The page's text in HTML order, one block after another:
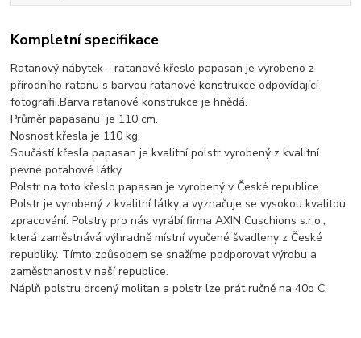
Kompletní specifikace
Ratanový nábytek - ratanové křeslo papasan je vyrobeno z
přírodního ratanu s barvou ratanové konstrukce odpovídající
fotografii.Barva ratanové konstrukce je hnědá.
Průměr papasanu je 110 cm.
Nosnost křesla je 110 kg.
Součástí křesla papasan je kvalitní polstr vyrobený z kvalitní
pevné potahové látky.
Polstr na toto křeslo papasan je vyrobený v České republice.
Polstr je vyrobený z kvalitní látky a vyznačuje se vysokou kvalitou
zpracování. Polstry pro nás vyrábí firma AXIN Cuschions s.r.o.,
která zaměstnává výhradně místní vyučené švadleny z České
republiky. Tímto způsobem se snažíme podporovat výrobu a
zaměstnanost v naší republice.
Náplň polstru drcený molitan a polstr lze prát ručně na 40o C.